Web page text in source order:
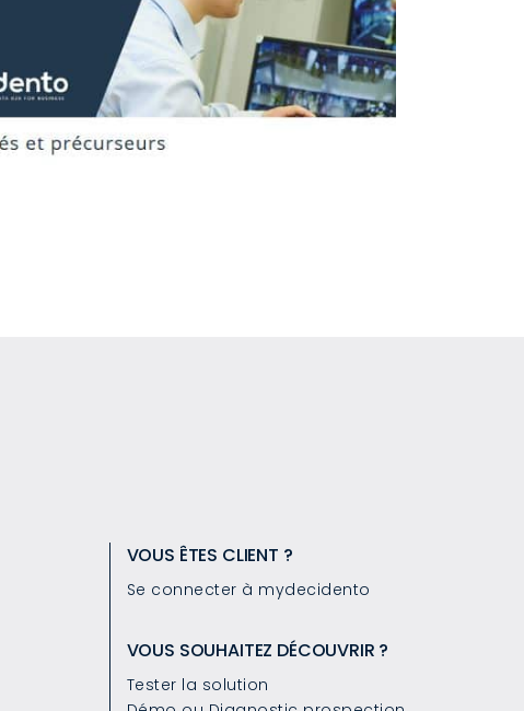
VOUS ÊTES CLIENT ?
Se connecter à mydecidento
VOUS SOUHAITEZ DÉCOUVRIR ?
Tester la solution